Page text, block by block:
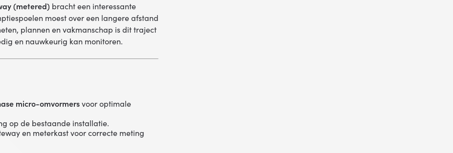
(metered) bracht een interessante
moest over een langere afstand
plannen en vakmanschap is dit traject
en nauwkeurig kan monitoren.
micro-omvormersvoor optimale
op de bestaande installatie.
en meterkast voor correcte meting